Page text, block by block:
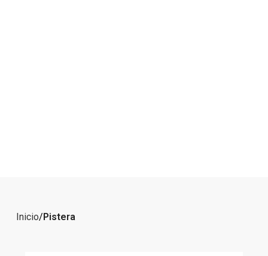
Inicio Pistera